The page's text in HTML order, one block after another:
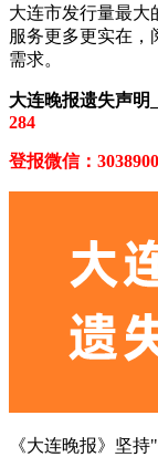
大连市发行量最大
服务更多更实在，
需求。
大连晚报遗失声明
284
登报微信：
《大连晚报》坚